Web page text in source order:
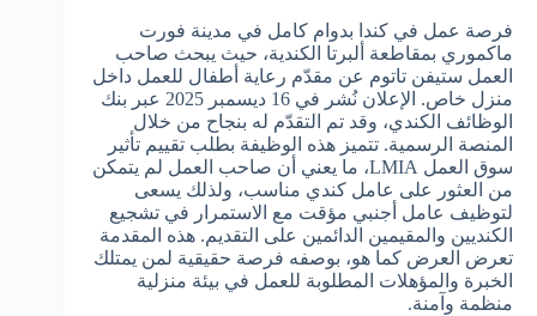
فرصة عمل في كندا بدوام كامل في مدينة فورت
ماكموري بمقاطعة ألبرتا الكندية، حيث يبحث صاحب
العمل ستيفن تاتوم عن مقدّم رعاية أطفال للعمل داخل
منزل خاص. الإعلان نُشر في 16 ديسمبر 2025 عبر بنك
الوظائف الكندي، وقد تم التقدّم له بنجاح من خلال
المنصة الرسمية. تتميز هذه الوظيفة بطلب تقييم تأثير
سوق العمل LMIA، ما يعني أن صاحب العمل لم يتمكن
من العثور على عامل كندي مناسب، ولذلك يسعى
لتوظيف عامل أجنبي مؤقت مع الاستمرار في تشجيع
الكنديين والمقيمين الدائمين على التقديم. هذه المقدمة
تعرض العرض كما هو، بوصفه فرصة حقيقية لمن يمتلك
الخبرة والمؤهلات المطلوبة للعمل في بيئة منزلية
منظمة وآمنة.